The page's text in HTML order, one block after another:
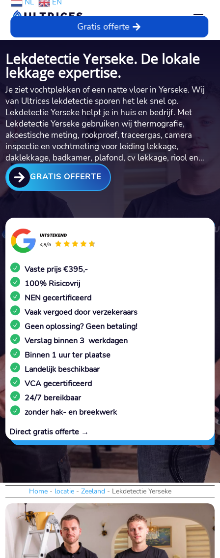
NL EN
Gratis offerte
Lekdetectie Yerseke. De lokale
lekkage expertise.
Je ziet vochtplekken of een natte vloer in Yerseke.​ Wij
van Ultrices lekdetectie sporen het lek snel op.​
Lekdetectie Yerseke helpt je in huis en bedrijf.​ Met
Lekdetectie Yerseke gebruiken wij thermografie,
akoestische meting, rookproef, traceergas, camera
inspectie en vochtmeting voor leiding lekkage,
daklekkage, badkamer, plafond, cv lekkage, riool en…
 GRATIS OFFERTE
Vaste prijs €395,-
100% Risicovrij
NEN gecertificeerd
Vaak vergoed door verzekeraars
Geen oplossing? Geen betaling!
Verslag binnen 3 werkdagen
Binnen 1 uur ter plaatse
Landelijk beschikbaar
VCA gecertificeerd
24/7 bereikbaar
zonder hak- en breekwerk
Direct gratis offerte →
Home - locatie - Zeeland - Lekdetectie Yerseke